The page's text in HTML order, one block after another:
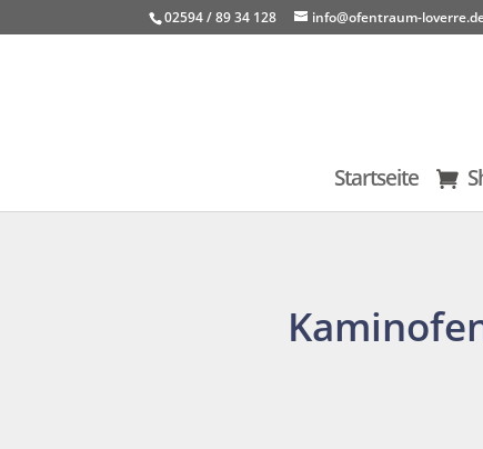
02594 / 89 34 128 info@ofentraum-
Startseite